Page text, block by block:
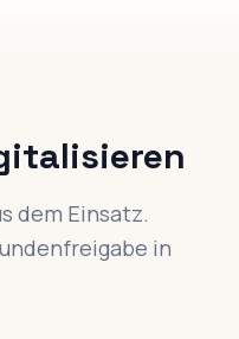
dem Einsatz.
in